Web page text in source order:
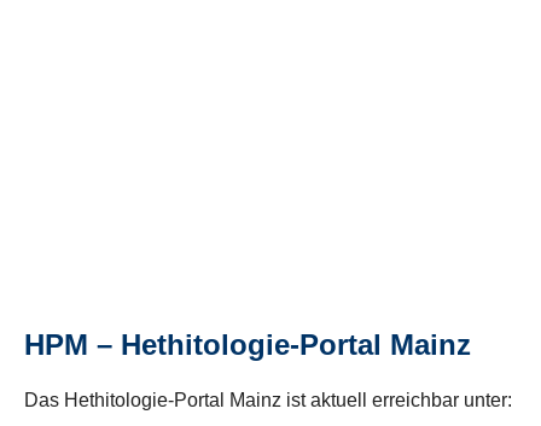
HPM – Hethitologie-Portal Mainz
Das Hethitologie-Portal Mainz ist aktuell erreichbar unter: